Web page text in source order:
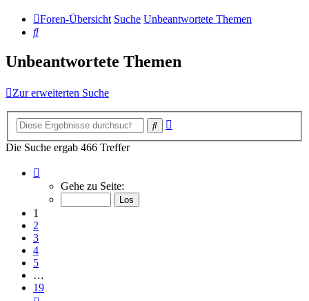
Foren-Übersicht Suche Unbeantwortete Themen
Suche
Unbeantwortete Themen
Zur erweiterten Suche
Suche
Die Suche ergab 466 Treffer
von
Gehe zu Seite:
1
2
3
4
5
…
19